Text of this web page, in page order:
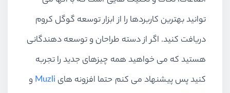
توانید بهترین کاربردها را از ابزار توسعه گوگل کروم
دریافت کنید. اگر از دسته طراحان و توسعه دهندگانی
هستید که می خواهید همه چیزهای جدید را تجربه
کنید پس پیشنهاد می کنم حتما افزونه های Muzli و